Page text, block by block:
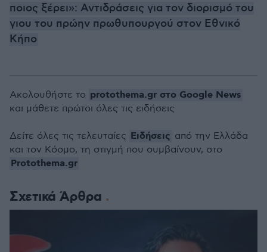
ποιος ξέρει»: Αντιδράσεις για τον διορισμό του
γιου του πρώην πρωθυπουργού στον Εθνικό
Κήπο
Σχετικά Άρθρα
Ακολουθήστε το protothema.gr στο Google News
και μάθετε πρώτοι όλες τις ειδήσεις
Δείτε όλες τις τελευταίες Ειδήσεις από την Ελλάδα
και τον Κόσμο, τη στιγμή που συμβαίνουν, στο
Protothema.gr